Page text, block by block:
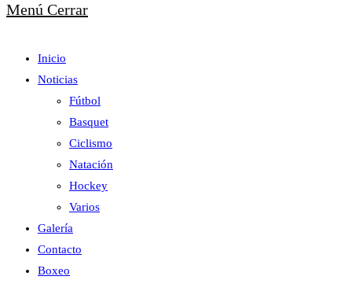
Menú Cerrar
Inicio
Noticias
Fútbol
Basquet
Ciclismo
Natación
Hockey
Varios
Galería
Contacto
Boxeo